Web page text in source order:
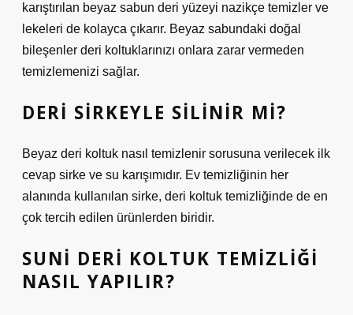
karıştırılan beyaz sabun deri yüzeyi nazikçe temizler ve
lekeleri de kolayca çıkarır. Beyaz sabundaki doğal
bileşenler deri koltuklarınızı onlara zarar vermeden
temizlemenizi sağlar.
DERI SIRKEYLE SILINIR MI?
Beyaz deri koltuk nasıl temizlenir sorusuna verilecek ilk
cevap sirke ve su karışımıdır. Ev temizliğinin her
alanında kullanılan sirke, deri koltuk temizliğinde de en
çok tercih edilen ürünlerden biridir.
SUNI DERI KOLTUK TEMIZLIĞI
NASIL YAPILIR?